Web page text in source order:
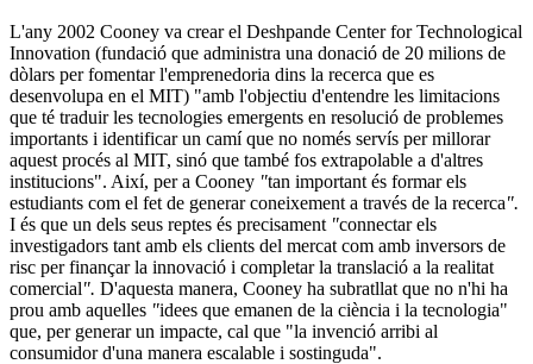
L'any 2002 Cooney va crear el Deshpande Center for Technological
Innovation (fundació que administra una donació de 20 milions de
dòlars per fomentar l'emprenedoria dins la recerca que es
desenvolupa en el MIT) "amb l'objectiu d'entendre les limitacions
que té traduir les tecnologies emergents en resolució de problemes
importants i identificar un camí que no només servís per millorar
aquest procés al MIT, sinó que també fos extrapolable a d'altres
institucions". Així, per a Cooney "tan important és formar els
estudiants com el fet de generar coneixement a través de la recerca".
I és que un dels seus reptes és precisament "connectar els
investigadors tant amb els clients del mercat com amb inversors de
risc per finançar la innovació i completar la translació a la realitat
comercial". D'aquesta manera, Cooney ha subratllat que no n'hi ha
prou amb aquelles "idees que emanen de la ciència i la tecnologia"
que, per generar un impacte, cal que "la invenció arribi al
consumidor d'una manera escalable i sostinguda".